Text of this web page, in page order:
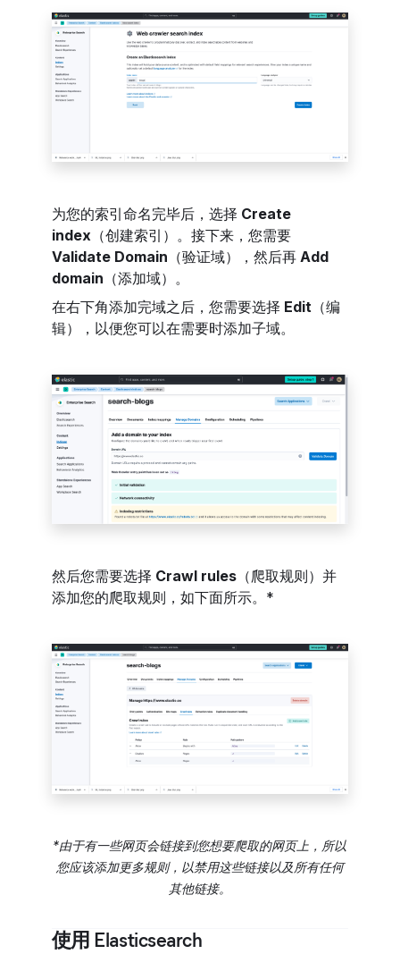
为您的索引命名完毕后，选择 Create
index （创建索引）。接下来，您需要
Validate Domain （验证域），然后再 Add
domain （添加域）。
在右下角添加完域之后，您需要选择 Edit （编
辑），以便您可以在需要时添加子域。
然后您需要选择 Crawl rules（爬取规则）并
添加您的爬取规则，如下面所示。*
*由于有一些网页会链接到您想要爬取的网页上，所以
您应该添加更多规则，以禁用这些链接以及所有任何
其他链接。
使用 Elasticsearch